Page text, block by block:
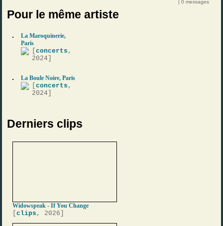
| 0 messages
Pour le même artiste
La Maroquinerie,
Paris
[concerts ,
2024]
La Boule Noire, Paris
[concerts ,
2024]
Derniers clips
Widowspeak - If You Change
[clips , 2026]